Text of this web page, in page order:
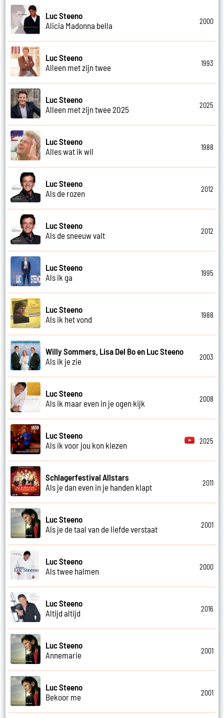
Luc Steeno
Alicia Madonna bella
2000
Luc Steeno
Alleen met zijn twee
1993
Luc Steeno
Alleen met zijn twee 2025
2025
Luc Steeno
Alles wat ik wil
1988
Luc Steeno
Als de rozen
2012
Luc Steeno
Als de sneeuw valt
2012
Luc Steeno
Als ik ga
1995
Luc Steeno
Als ik het vond
1988
Willy Sommers, Lisa Del Bo en Luc Steeno
Als ik je zie
2003
Luc Steeno
Als ik maar even in je ogen kijk
2008
Luc Steeno
Als ik voor jou kon kiezen
2025
Schlagerfestival Allstars
Als je dan even in je handen klapt
2011
Luc Steeno
Als je de taal van de liefde verstaat
2001
Luc Steeno
Als twee halmen
2000
Luc Steeno
Altijd altijd
2016
Luc Steeno
Annemarie
2001
Luc Steeno
Bekoor me
2001